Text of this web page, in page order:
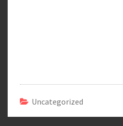
Uncategorized